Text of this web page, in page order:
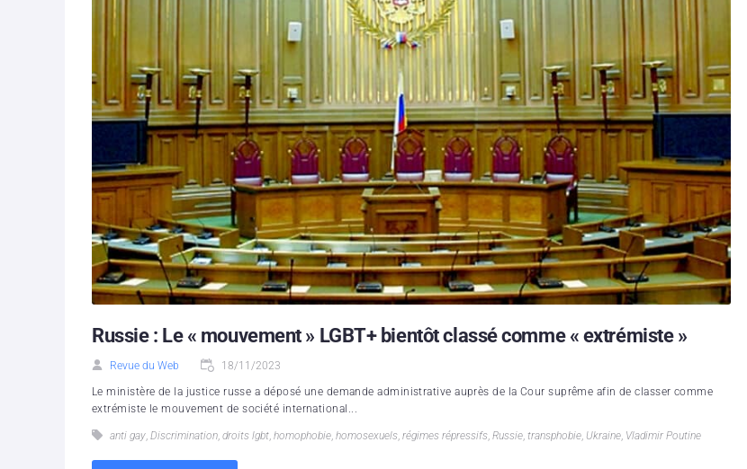
Russie : Le « mouvement » LGBT+ bientôt classé comme « extrémiste »
Revue du Web 18/11/2023
Le ministère de la justice russe a déposé une demande administrative auprès de la Cour suprême afin de classer comme
extrémiste le mouvement de société international...
anti gay, Discrimination, droits lgbt, homophobie, homosexuels, régimes répressifs, Russie, transphobie, Ukraine, Vladimir Poutine